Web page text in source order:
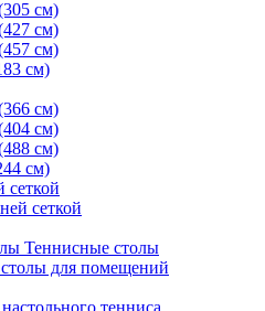
см)
см)
см)
см)
см)
см)
см)
см)
сеткой
сеткой
Теннисные столы
для помещений
тенниса